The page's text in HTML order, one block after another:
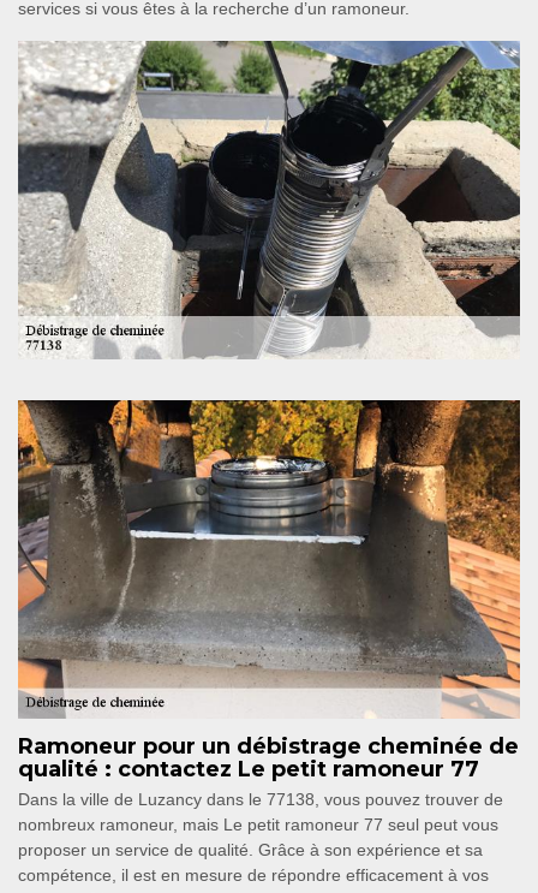
services si vous êtes à la recherche d’un ramoneur.
Ramoneur pour un débistrage cheminée de
qualité : contactez Le petit ramoneur 77
Dans la ville de Luzancy dans le 77138, vous pouvez trouver de
nombreux ramoneur, mais Le petit ramoneur 77 seul peut vous
proposer un service de qualité. Grâce à son expérience et sa
compétence, il est en mesure de répondre efficacement à vos